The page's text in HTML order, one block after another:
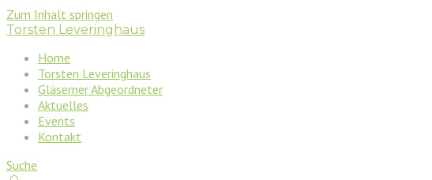
Zum Inhalt springen
Torsten Leveringhaus
Home
Torsten Leveringhaus
Gläserner Abgeordneter
Aktuelles
Events
Kontakt
Suche